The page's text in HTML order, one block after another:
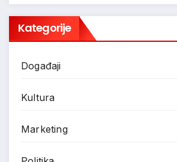
Kategorije
Događaji
Kultura
Marketing